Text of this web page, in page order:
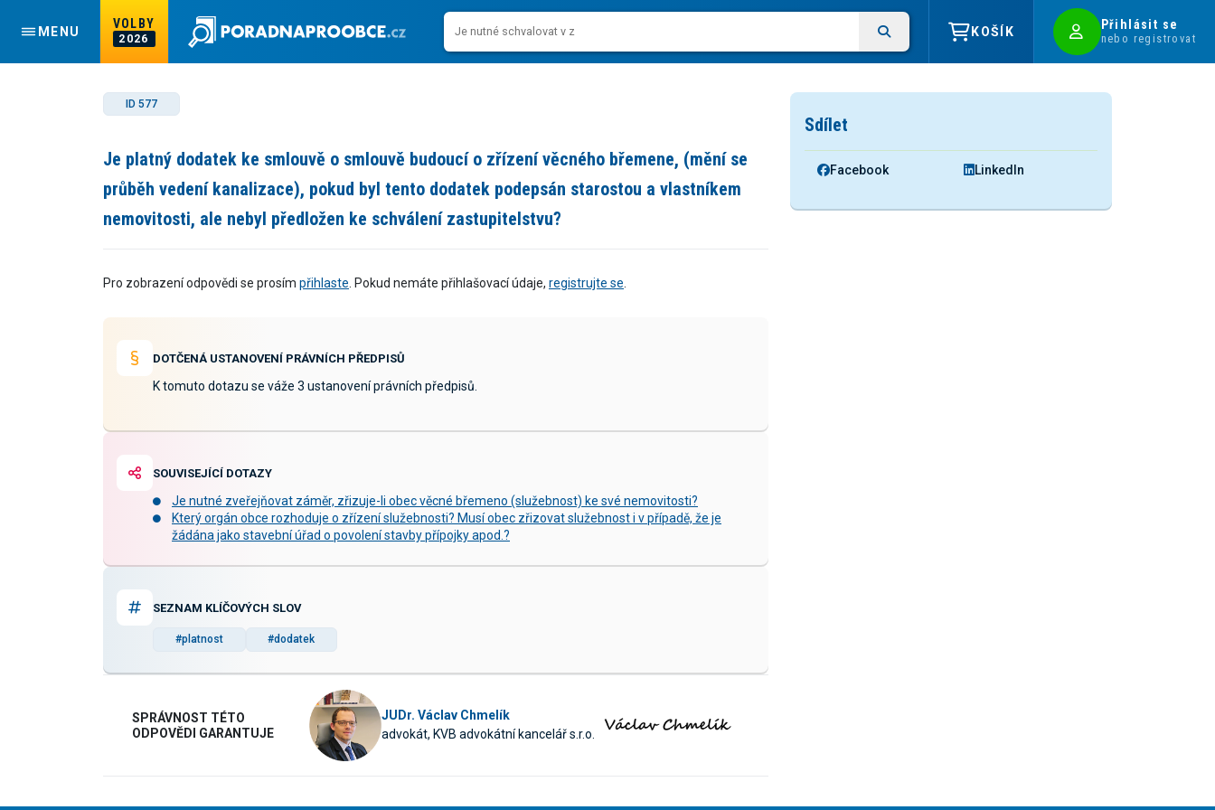
MENU
VOLBY
2026
KOŠÍK Přihlásit se
nebo registrovat
ID 577
Je platný dodatek ke smlouvě o smlouvě budoucí o zřízení věcného břemene, (mění se
průběh vedení kanalizace), pokud byl tento dodatek podepsán starostou a vlastníkem
nemovitosti, ale nebyl předložen ke schválení zastupitelstvu?
Pro zobrazení odpovědi se prosím přihlaste . Pokud nemáte přihlašovací údaje, registrujte se
DOTČENÁ USTANOVENÍ PRÁVNÍCH PŘEDPISŮ
K tomuto dotazu se váže 3 ustanovení právních předpisů.
SOUVISEJÍCÍ DOTAZY
Je nutné zveřejňovat záměr, zřizuje-li obec věcné břemeno (služebnost) ke své nemovitosti?
Který orgán obce rozhoduje o zřízení služebnosti? Musí obec zřizovat služebnost i v případě, že je
žádána jako stavební úřad o povolení stavby přípojky apod.?
SEZNAM KLÍČOVÝCH SLOV
#platnost #dodatek
SPRÁVNOST TÉTO
ODPOVĚDI GARANTUJE
JUDr. Václav Chmelík
advokát, KVB advokátní kancelář s.r.o.
Sdílet
Facebook LinkedIn